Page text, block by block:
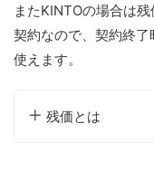
またKINTOの場合は
契約なので、契約終
使えます。
残価とは